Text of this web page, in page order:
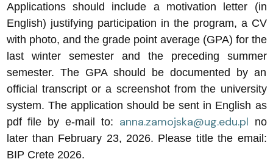
Applications should include a motivation letter (in
English) justifying participation in the program, a CV
with photo, and the grade point average (GPA) for the
last winter semester and the preceding summer
semester. The GPA should be documented by an
official transcript or a screenshot from the university
system. The application should be sent in English as
pdf file by e-mail to: anna.zamojska@ug.edu.pl no
later than February 23, 2026. Please title the email:
BIP Crete 2026.